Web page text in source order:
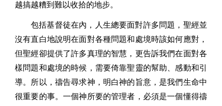
越搞越糟到難以收拾的地步。
包括基督徒在內，人生總要面對許多問題，聖經並
沒有直白地說明在面對各種問題和處境時該如何應對，
但聖經卻提供了許多真理的智慧，更告訴我們在面對各
樣問題和處境的時候，需要倚靠聖靈的幫助、感動和引
導。所以，禱告尋求神，明白神的旨意，是我們生命中
很重要的事。一個神所要的管理者，必須是一個懂得禱